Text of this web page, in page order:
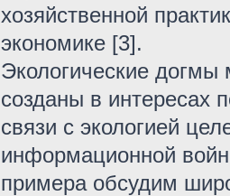
хозяйственной
экономике [3].
Экологические догмы
созданы в интересах
связи с экологией
информационной
примера обсудим